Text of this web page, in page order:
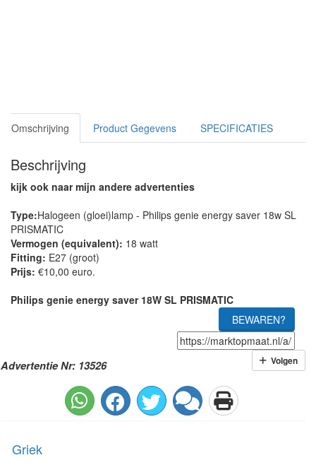
Omschrijving Product Gegevens SPECIFICATIES
Beschrijving
kijk ook naar mijn andere advertenties
Type:Halogeen (gloei)lamp - Philips genie energy saver 18w SL
PRISMATIC
Vermogen (equivalent): 18 watt
Fitting: E27 (groot)
Prijs: €10,00 euro.
Philips genie energy saver 18W SL PRISMATIC
BEWAREN?
Advertentie Nr: 13526 Volgen
Griek